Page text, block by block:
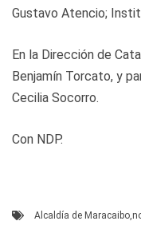
Gustavo Atencio;
En la Dirección de
Benjamín Torcato, y
Cecilia Socorro.
Con NDP.
Alcaldía de Maracaibo,